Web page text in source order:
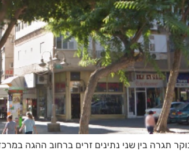
זרים ברחוב ההגה במרכז העיר, גבר כבן 30 נפצע באורח אנוש